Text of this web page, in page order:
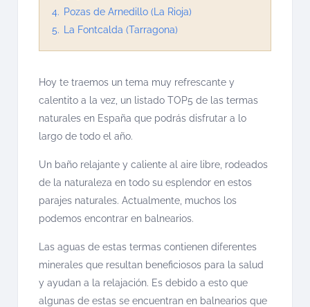
4. Pozas de Arnedillo (La Rioja)
5.
La Fontcalda (Tarragona)
Hoy te traemos un tema muy refrescante y
calentito a la vez, un listado TOP5 de las termas
naturales en España que podrás disfrutar a lo
largo de todo el año.
Un baño relajante y caliente al aire libre, rodeados
de la naturaleza en todo su esplendor en estos
parajes naturales. Actualmente, muchos los
podemos encontrar en balnearios.
Las aguas de estas termas contienen diferentes
minerales que resultan beneficiosos para la salud
y ayudan a la relajación. Es debido a esto que
algunas de estas se encuentran en balnearios que